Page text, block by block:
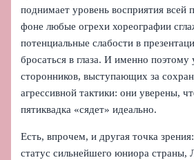
поднимает уровень восприятия
фоне любые огрехи хореографии
потенциальные слабости в
бросаться в глаза. И именно поэтому
сторонников, выступающих за
агрессивной тактики: они уверены,
пятиквадка «сядет» идеально.
Есть, впрочем, и другая точка
статус сильнейшего юниора страны,